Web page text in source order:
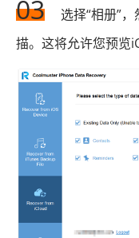
03
选择“相册”
描。这将允许您预览